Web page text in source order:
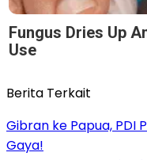
Fungus Dries Up
Use
Berita Terkait
Gibran ke Papua, PDI
Gaya!